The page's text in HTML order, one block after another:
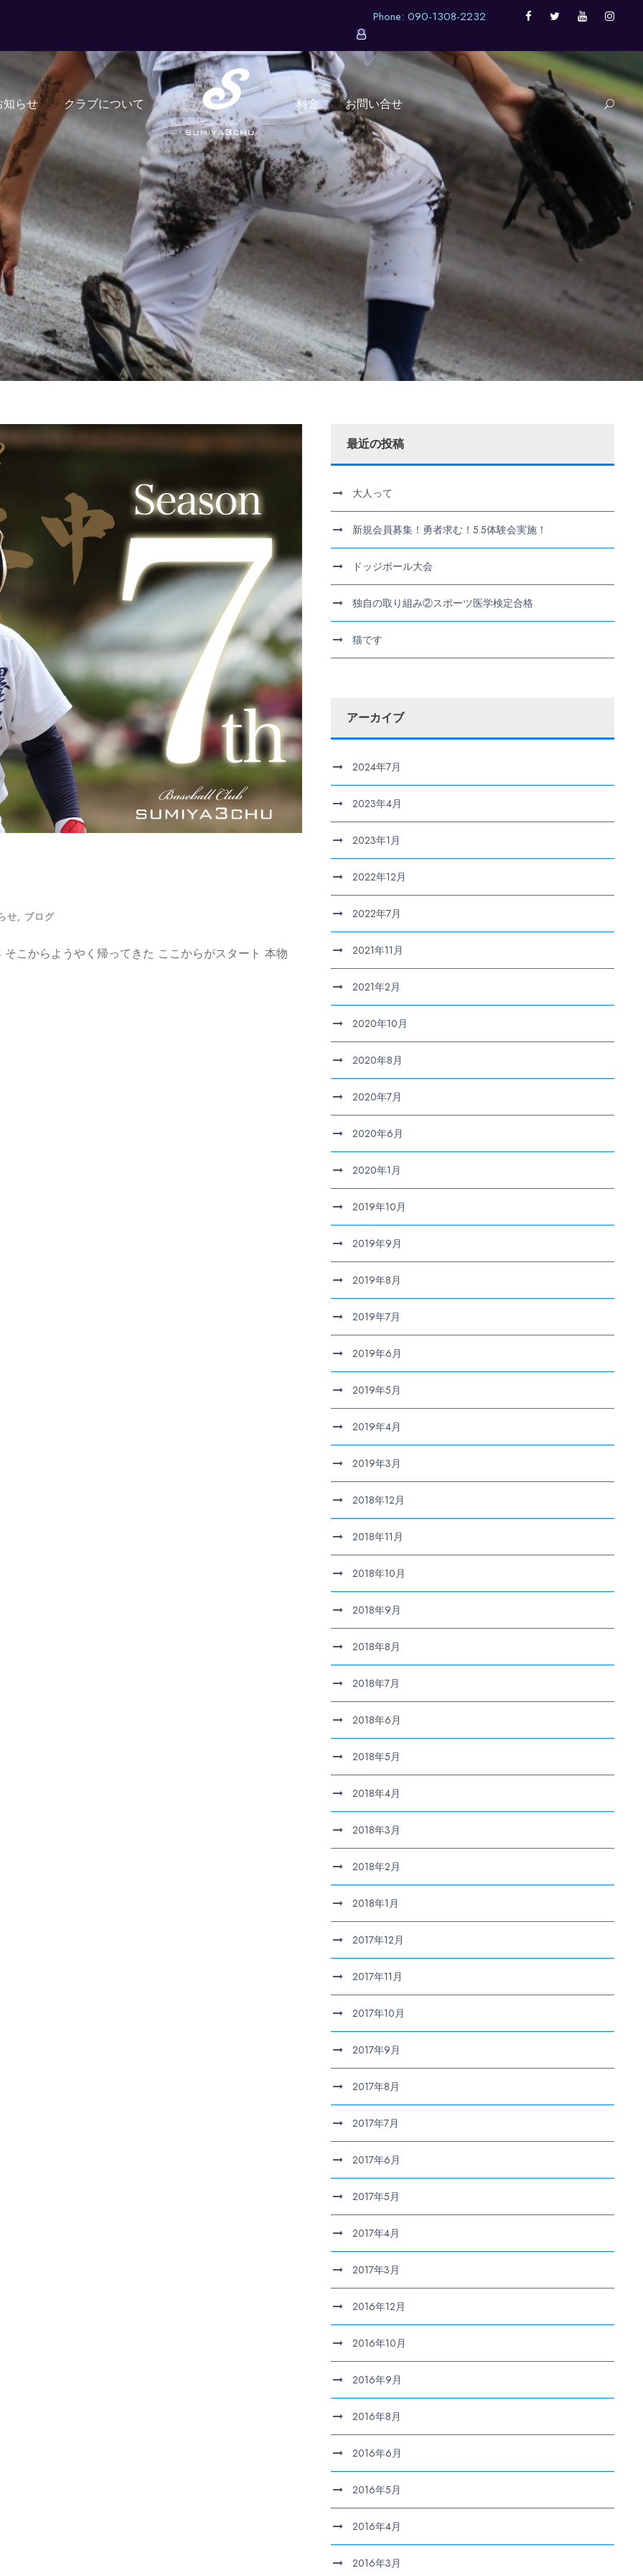
Phone: 090-1308-2232
知らせ クラブについて 料金 お問い合せ
せ, ブログ
こからようやく帰ってきた ここからがスタート 本物
最近の投稿
大人って
新規会員募集！勇者求む！5.5体験会実施！
ドッジボール大会
独自の取り組み②スポーツ医学検定合格
猫です
アーカイブ
2024年7月
2023年4月
2023年1月
2022年12月
2022年7月
2021年11月
2021年2月
2020年10月
2020年8月
2020年7月
2020年6月
2020年1月
2019年10月
2019年9月
2019年8月
2019年7月
2019年6月
2019年5月
2019年4月
2019年3月
2018年12月
2018年11月
2018年10月
2018年9月
2018年8月
2018年7月
2018年6月
2018年5月
2018年4月
2018年3月
2018年2月
2018年1月
2017年12月
2017年11月
2017年10月
2017年9月
2017年8月
2017年7月
2017年6月
2017年5月
2017年4月
2017年3月
2016年12月
2016年10月
2016年9月
2016年8月
2016年6月
2016年5月
2016年4月
2016年3月